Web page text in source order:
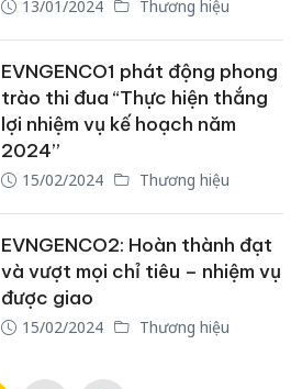
13/01/2024 Thương hiệu
EVNGENCO1 phát động phong
trào thi đua “Thực hiện thắng
lợi nhiệm vụ kế hoạch năm
2024”
15/02/2024 Thương hiệu
EVNGENCO2: Hoàn thành đạt
và vượt mọi chỉ tiêu – nhiệm vụ
được giao
15/02/2024 Thương hiệu